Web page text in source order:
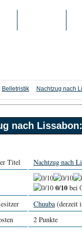
Belletristik Nachtzug nach
nach
Titel Nachtzug nach
0/10 bei
Chuuba(derzeit
2 Punkte